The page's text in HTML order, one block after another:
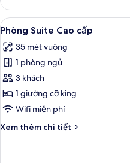
Phòng
đôi
Deluxe,
công
Xem
tất
cả
ảnh
Phòng
Suite
Cao
4
Phòng Suite Cao cấp
35 mét vuông
1 phòng ngủ
3 khách
1 giường cỡ king
Wifi miễn phí
Xem thêm chi tiết
Chi